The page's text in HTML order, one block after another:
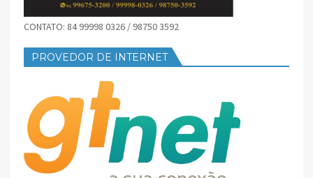
CONTATO: 84 99998 0326 / 98750 3592
PROVEDOR DE INTERNET